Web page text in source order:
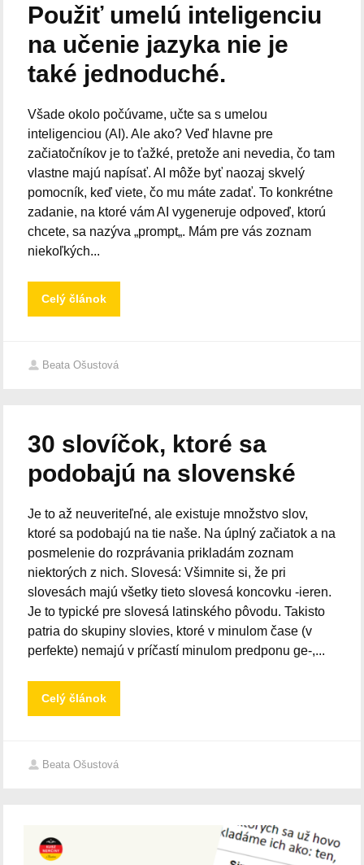
Použiť umelú inteligenciu
na učenie jazyka nie je
také jednoduché.
Všade okolo počúvame, učte sa s umelou
inteligenciou (AI). Ale ako? Veď hlavne pre
začiatočníkov je to ťažké, pretože ani nevedia, čo tam
vlastne majú napísať. AI môže byť naozaj skvelý
pomocník, keď viete, čo mu máte zadať. To konkrétne
zadanie, na ktoré vám AI vygeneruje odpoveď, ktorú
chcete, sa nazýva „prompt„. Mám pre vás zoznam
niekoľkých...
Celý článok
Beata Ošustová
30 slovíčok, ktoré sa
podobajú na slovenské
Je to až neuveriteľné, ale existuje množstvo slov,
ktoré sa podobajú na tie naše. Na úplný začiatok a na
posmelenie do rozprávania prikladám zoznam
niektorých z nich. Slovesá: Všimnite si, že pri
slovesách majú všetky tieto slovesá koncovku -ieren.
Je to typické pre slovesá latinského pôvodu. Takisto
patria do skupiny slovies, ktoré v minulom čase (v
perfekte) nemajú v príčastí minulom predponu ge-,...
Celý článok
Beata Ošustová